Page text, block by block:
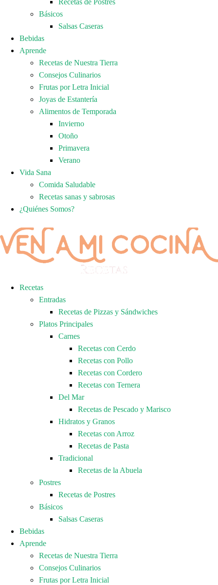
Recetas de Postres
Básicos
Salsas Caseras
Bebidas
Aprende
Recetas de Nuestra Tierra
Consejos Culinarios
Frutas por Letra Inicial
Joyas de Estantería
Alimentos de Temporada
Invierno
Otoño
Primavera
Verano
Vida Sana
Comida Saludable
Recetas sanas y sabrosas
¿Quiénes Somos?
Recetas
Entradas
Recetas de Pizzas y Sándwiches
Platos Principales
Carnes
Recetas con Cerdo
Recetas con Pollo
Recetas con Cordero
Recetas con Ternera
Del Mar
Recetas de Pescado y Marisco
Hidratos y Granos
Recetas con Arroz
Recetas de Pasta
Tradicional
Recetas de la Abuela
Postres
Recetas de Postres
Básicos
Salsas Caseras
Bebidas
Aprende
Recetas de Nuestra Tierra
Consejos Culinarios
Frutas por Letra Inicial